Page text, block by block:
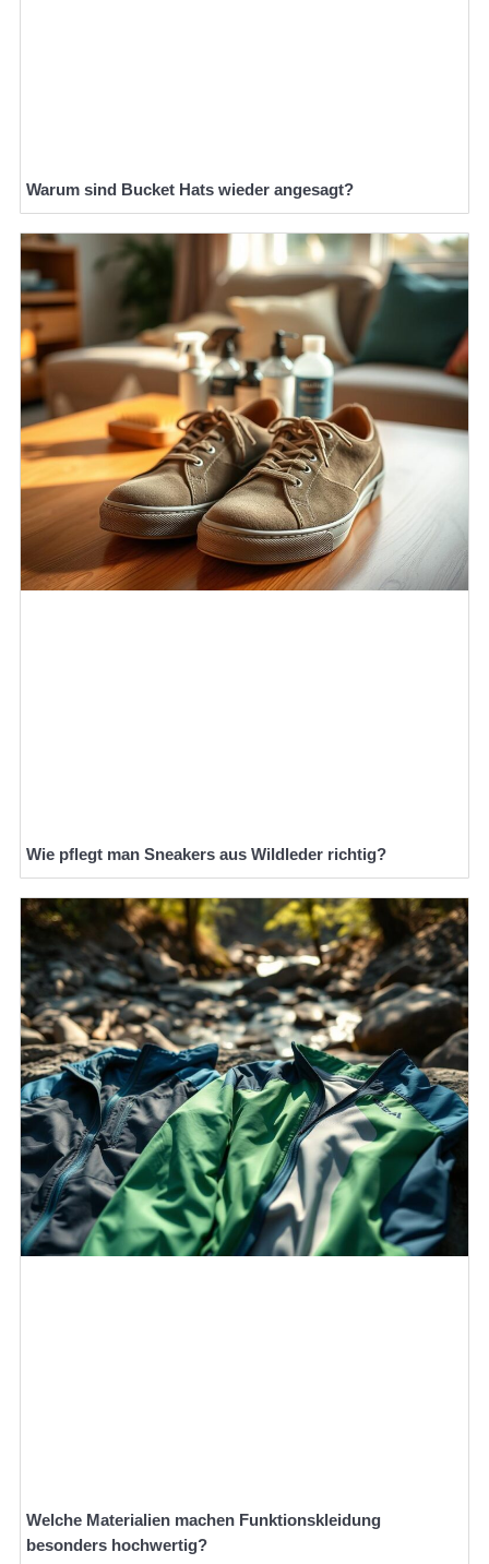
Warum sind Bucket Hats wieder angesagt?
Wie pflegt man Sneakers aus Wildleder richtig?
Welche Materialien machen Funktionskleidung
besonders hochwertig?